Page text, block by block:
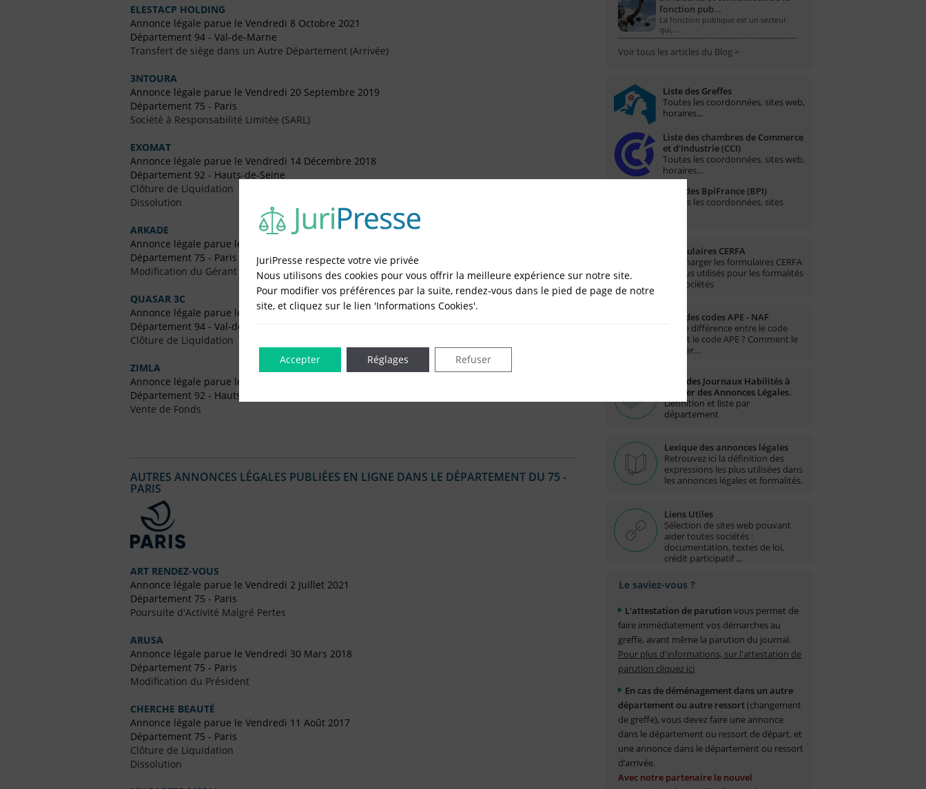
ELESTACP HOLDING
Annonce légale parue le Vendredi 8 Octobre 2021
Département 94 - Val-de-Marne
Transfert de siège dans un Autre Département (Arrivée)
3NTOURA
Annonce légale parue le Vendredi 20 Septembre 2019
Département 75 - Paris
Société à Responsabilité Limitée (SARL)
EXOMAT
Annonce légale parue le Vendredi 14 Décembre 2018
Département 92 - Hauts-de-Seine
Clôture de Liquidation
Dissolution
ARKADE
Annonce légale parue le Vendredi 3 Novembre 2017
Département 75 - Paris
Modification du Gérant / Co-Gérant
QUASAR 3C
Annonce légale parue le Vendredi 28 Octobre 2016
Département 94 - Val-de-Marne
Clôture de Liquidation
ZIMLA
Annonce légale parue le Vendredi 23 Octobre 2015
Département 92 - Hauts-de-Seine
Vente de Fonds
AUTRES ANNONCES LÉGALES PUBLIÉES EN LIGNE DANS LE DÉPARTEMENT DU 75 -
PARIS
ART RENDEZ-VOUS
Annonce légale parue le Vendredi 2 Juillet 2021
Département 75 - Paris
Poursuite d'Activité Malgré Pertes
ARUSA
Annonce légale parue le Vendredi 30 Mars 2018
Département 75 - Paris
Modification du Président
CHERCHE BEAUTÉ
Annonce légale parue le Vendredi 11 Août 2017
Département 75 - Paris
Clôture de Liquidation
Dissolution
fonction pub…
La fonction publique est un secteur
qui, …
Voir tous les articles du Blog >
Liste des Greffes
Toutes les coordonnées, sites web,
horaires...
Liste des chambres de Commerce
et d'Industrie (CCI)
Toutes les coordonnées, sites web,
horaires...
Liste des BpiFrance (BPI)
Toutes les coordonnées, sites
Formulaires CERFA
Télécharger les formulaires CERFA
les plus utilisés pour les formalités
des sociétés
Liste des codes APE - NAF
Quelle différence entre le code
NAF et le code APE ? Comment le
trouver…
Liste des Journaux Habilités à
publier des Annonces Légales.
Définition et liste par
département
Lexique des annonces légales
Retrouvez ici la définition des
expressions les plus utilisées dans
les annonces légales et formalités.
Liens Utiles
Sélection de sites web pouvant
aider toutes sociétés :
documentation, textes de loi,
crédit participatif ...
Le saviez-vous ?
L'attestation de parution vous permet de
faire immédiatement vos démarches au
greffe, avant même la parution du journal.
Pour plus d'informations, sur l'attestation de
parution cliquez ici
En cas de déménagement dans un autre
département ou autre ressort(changement
de greffe), vous devez faire une annonce
dans le département ou ressort de départ, et
une annonce dans le département ou ressort
d’arrivée.
Avec notre partenaire le nouvel
JuriPresse respecte votre vie privée
Nous utilisons des cookies pour vous offrir la meilleure expérience sur notre site.
Pour modifier vos préférences par la suite, rendez-vous dans le pied de page de notre
site, et cliquez sur le lien 'Informations Cookies'.
Accepter Refuser
Réglages